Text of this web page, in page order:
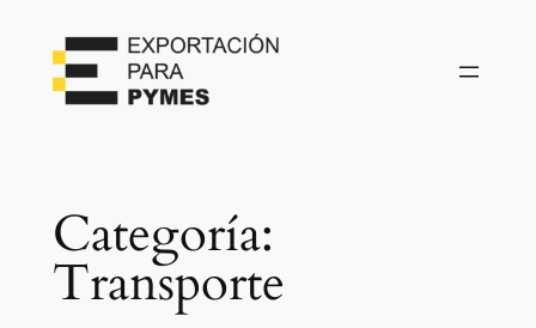
Categoría:
Transporte